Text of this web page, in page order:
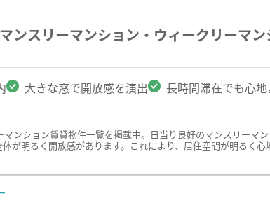
ンスリーマンション・ウィークリーマ
大きな窓で開放感を演出 長時間滞在でも心
ンション賃貸物件一覧を掲載中。日当り良好のマンスリーマ
が明るく開放感があります。これにより、居住空間が明るく